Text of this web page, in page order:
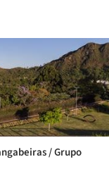
/ Grupo